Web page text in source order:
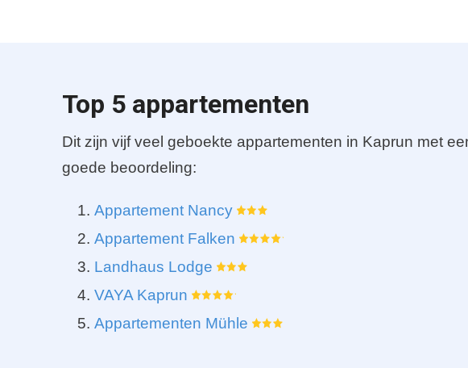
Top 5 appartementen
Dit zijn vijf veel geboekte appartementen in Kaprun met
goede beoordeling:
Appartement Nancy
Appartement Falken
Landhaus Lodge
VAYA Kaprun
Appartementen Mühle